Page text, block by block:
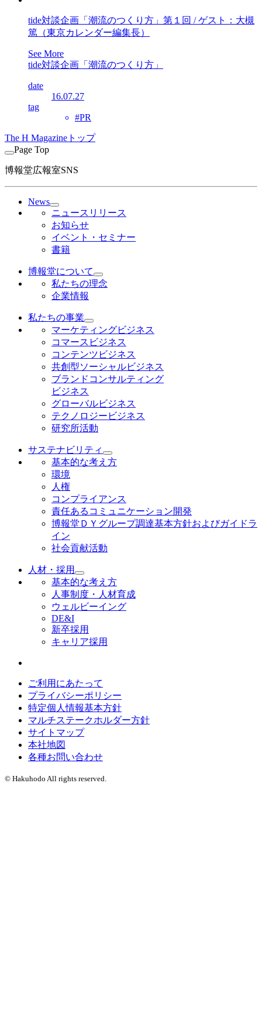
tide対談企画「潮流のつくり方」第１回 / ゲスト：大槻
篤（東京カレンダー編集長）
See More
tide対談企画「潮流のつくり方」
date
16.07.27
tag
#PR
The H Magazineトップ
Page Top
博報堂広報室SNS
News
ニュースリリース
お知らせ
イベント・セミナー
書籍
博報堂について
私たちの理念
企業情報
私たちの事業
マーケティングビジネス
コマースビジネス
コンテンツビジネス
共創型ソーシャルビジネス
ブランドコンサルティング
ビジネス
グローバルビジネス
テクノロジービジネス
研究所活動
サステナビリティ
基本的な考え方
環境
人権
コンプライアンス
責任あるコミュニケーション開発
博報堂ＤＹグループ調達基本方針およびガイドラ
イン
社会貢献活動
人材・採用
基本的な考え方
人事制度・人材育成
ウェルビーイング
DE&I
新卒採用
キャリア採用
ご利用にあたって
プライバシーポリシー
特定個人情報基本方針
マルチステークホルダー方針
サイトマップ
本社地図
各種お問い合わせ
© Hakuhodo All rights reserved.